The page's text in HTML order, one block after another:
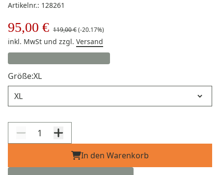
Artikelnr.: 128261
95,00 € 119,00 €(-20.17%)
inkl. MwSt und zzgl. Versand
Größe:XL
In den Warenkorb